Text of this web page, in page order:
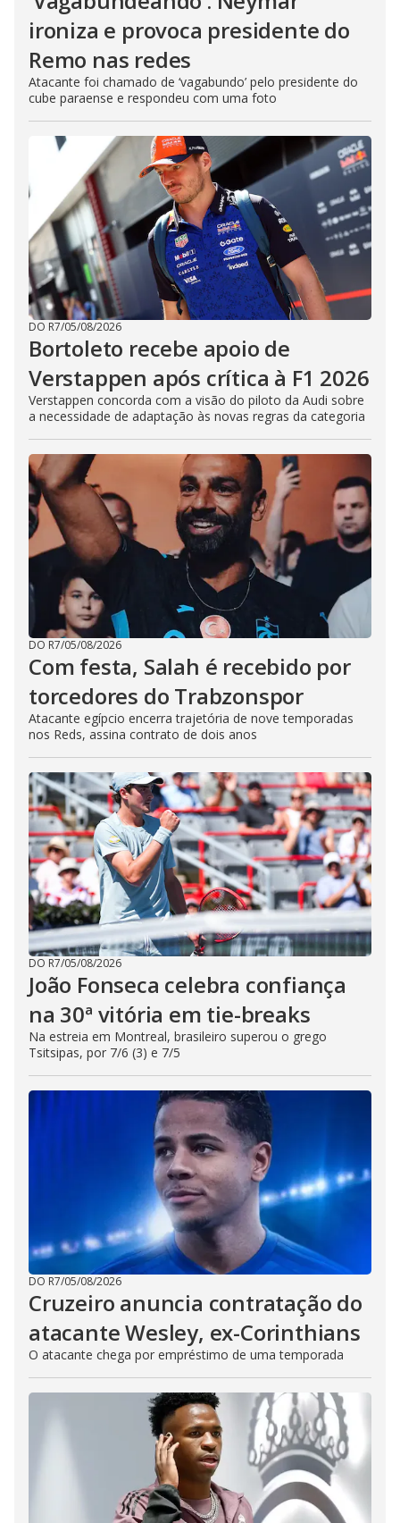
ironiza e provoca presidente do
Remo nas redes
Atacante foi chamado de ‘vagabundo’ pelo presidente do
cube paraense e respondeu com uma foto
DO R7/05/08/2026
Bortoleto recebe apoio de
Verstappen após crítica à F1 2026
Verstappen concorda com a visão do piloto da Audi sobre
a necessidade de adaptação às novas regras da categoria
DO R7/05/08/2026
Com festa, Salah é recebido por
torcedores do Trabzonspor
Atacante egípcio encerra trajetória de nove temporadas
nos Reds, assina contrato de dois anos
DO R7/05/08/2026
João Fonseca celebra confiança
na 30ª vitória em tie-breaks
Na estreia em Montreal, brasileiro superou o grego
Tsitsipas, por 7/6 (3) e 7/5
DO R7/05/08/2026
Cruzeiro anuncia contratação do
atacante Wesley, ex-Corinthians
O atacante chega por empréstimo de uma temporada